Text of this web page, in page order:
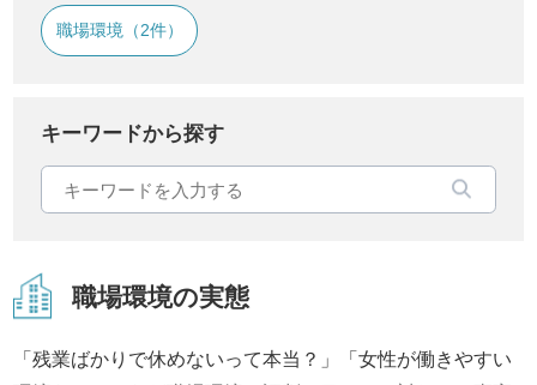
職場環境（2件）
キーワードから探す
職場環境の実態
「残業ばかりで休めないって本当？」「女性が働きやすい